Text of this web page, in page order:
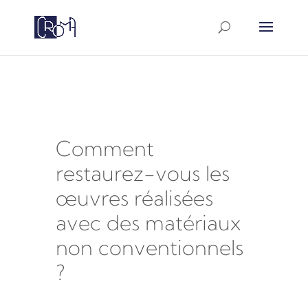
Comment
restaurez-vous les
œuvres réalisées
avec des matériaux
non conventionnels
?